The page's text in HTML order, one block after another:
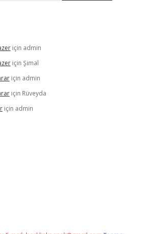
için admin
için Şimal
için admin
için Rüveyda
için admin